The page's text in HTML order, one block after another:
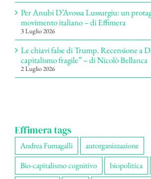
Per Anubi D’Avossa Lussurgiu: un
movimento italiano – di Effimera
3 Luglio 2026
Le chiavi false di Trump. Recensione a
capitalismo fragile” – di Nicolò Bellanca
2 Luglio 2026
Effimera tags
Andrea Fumagalli
autorganizzazione
Bio-capitalismo cognitivo
biopolitica